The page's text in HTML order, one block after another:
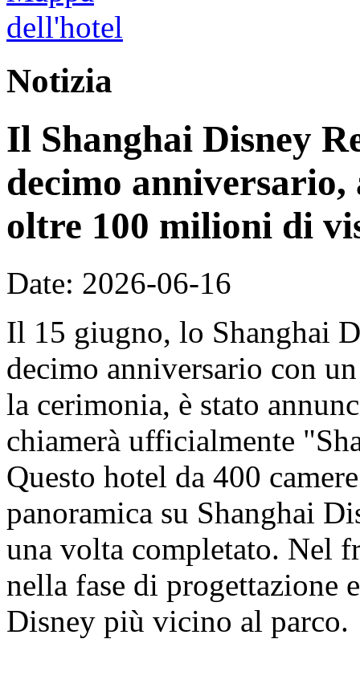
Notizia
Il Shanghai Disney
decimo
oltre 100 milioni di
Date: 2026-06-16
Il 15 giugno, lo Shanghai
decimo anniversario con
la cerimonia, è stato
chiamerà ufficialmente
Questo hotel da 400
panoramica su Shanghai
una volta completato. Nel
nella fase di progettazione
Disney più vicino al parco.